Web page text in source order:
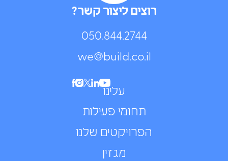
עלינו
תחומי פעילות
הפרויקטים שלנו
מגזין
רוצים ליצור קשר?
050.844.2744⁩
we@build.co.il